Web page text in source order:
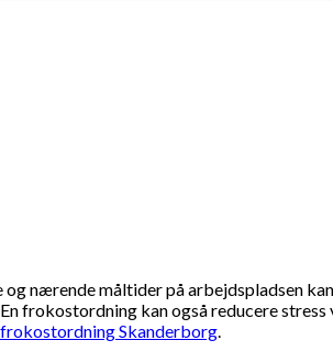
nærende måltider på arbejdspladsen
frokostordning kan også reducere
Skanderborg